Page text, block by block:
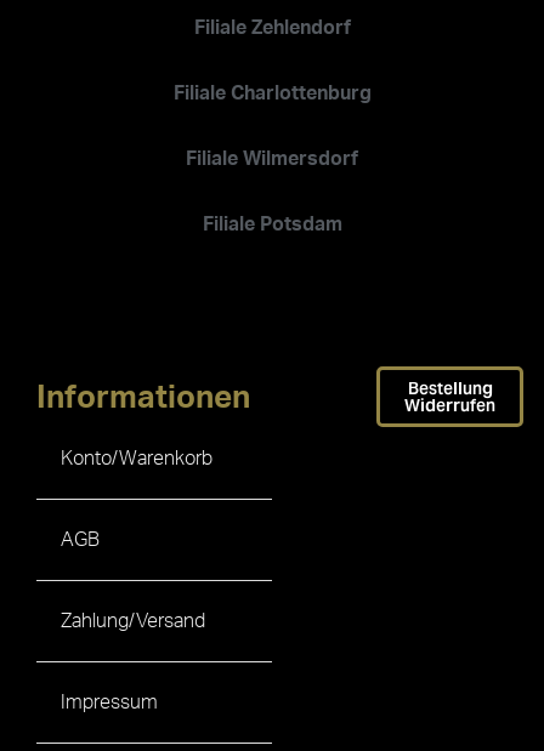
Filiale Zehlendorf
Filiale Charlottenburg
Filiale Wilmersdorf
Filiale Potsdam
Informationen
Konto/Warenkorb
AGB
Zahlung/Versand
Impressum
Bestellung
Widerrufen